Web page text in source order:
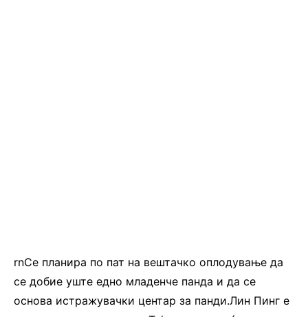
rnСе планира по пат на вештачко оплодување да
се добие уште едно младенче панда и да се
основа истражувачки центар за панди.Лин Пинг е